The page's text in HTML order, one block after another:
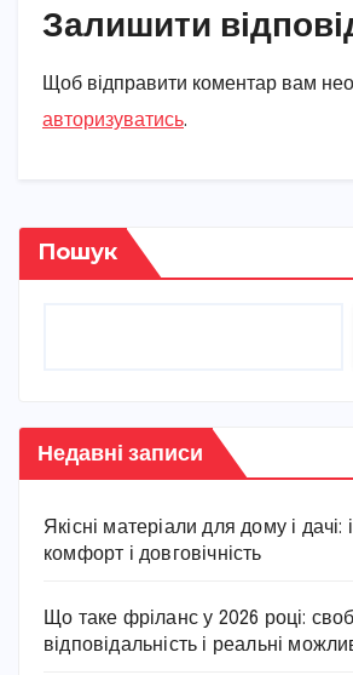
Залишити
Щоб відправити коментар вам
авторизуватись.
Пошук
Недавні записи
Якісні матеріали для дому і дачі:
комфорт і довговічність
Що таке фріланс у 2026 році:
відповідальність і реальні